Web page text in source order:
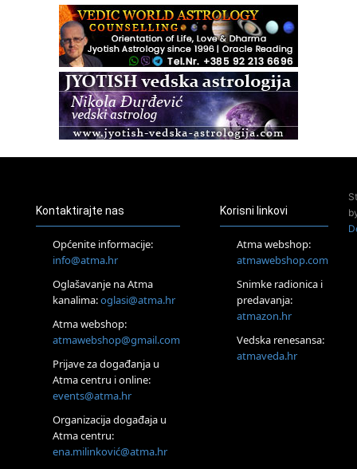
Radionica: Pomagači iz drugih dimenzija Online – otvoreno za
Zagreb+Online
Osnovni ThetaHealing® tečaj, Zagreb i Online
Access BARS®, otpusti stres
23.08.
24.08.
Pjesma srca / Zagreb
Online
Online
Postanite Nositelj Vibracije Nove Zemlje
Alemka Dauskardt – Jednodnevna radionica sistemskih
konstelacija
Zagreb
HOD PO ŽERAVICI – Seminar koji mijenja tijelo, duh i um
SoulFest – Festival glazbe, mudrosti i zajedništva
Kontaktirajte nas
Općenite informacije:
info@atma.hr
Oglašavanje na Atma
kanalima:oglasi@atma.hr
Atma webshop:
atmawebshop@gmail.com
Prijave za događanja u
Atma centru i online:
events@atma.hr
Organizacija događaja u
Atma centru:
ena.milinković@atma.hr
Korisni linkovi
Atma webshop:
atmawebshop.com
Snimke radionica i
predavanja:
atmazon.hr
Vedska renesansa:
atmaveda.hr